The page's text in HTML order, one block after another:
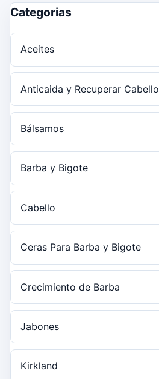
Categorias
Aceites
Anticaida y Recuperar Cabello
Bálsamos
Barba y Bigote
Cabello
Ceras Para Barba y Bigote
Crecimiento de Barba
Jabones
Kirkland